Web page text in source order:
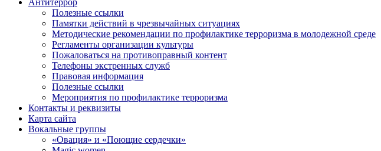
Полезные ссылки
Памятки действий в чрезвычайных ситуациях
Методические рекомендации по профилактике терроризма в молодежной среде
Регламенты организации культуры
Пожаловаться на противоправный контент
Телефоны экстренных служб
Правовая информация
Полезные ссылки
Мероприятия по профилактике терроризма
Контакты и реквизиты
Карта сайта
Вокальные группы
«Овация» и «Поющие сердечки»